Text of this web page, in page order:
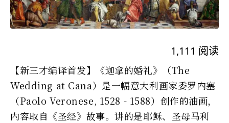
1,111 阅读
【新三才编译首发】《迦拿的婚礼》（The
Wedding at Cana）是一幅意大利画家委罗内塞
（Paolo Veronese, 1528 - 1588）创作的油画，
内容取自《圣经》故事。讲的是耶稣、圣母马利